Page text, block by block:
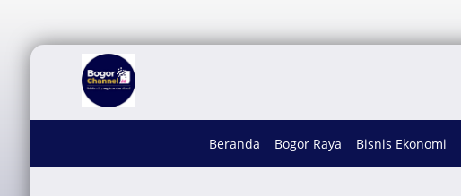
Beranda Bogor Raya Bisnis Ekonomi